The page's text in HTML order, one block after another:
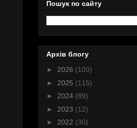
Пошук по сайту
Архів блогу
► 2026 (100)
► 2025 (115)
► 2024 (89)
► 2023 (12)
► 2022 (30)